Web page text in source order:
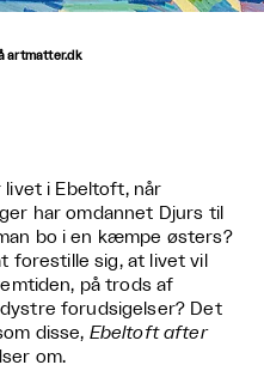
artmatter.dk
livet i Ebeltoft, når
har omdannet Djurs til
bo i en kæmpe østers?
forestille sig, at livet vil
på trods af
forudsigelser? Det
disse, Ebeltoft after
om.